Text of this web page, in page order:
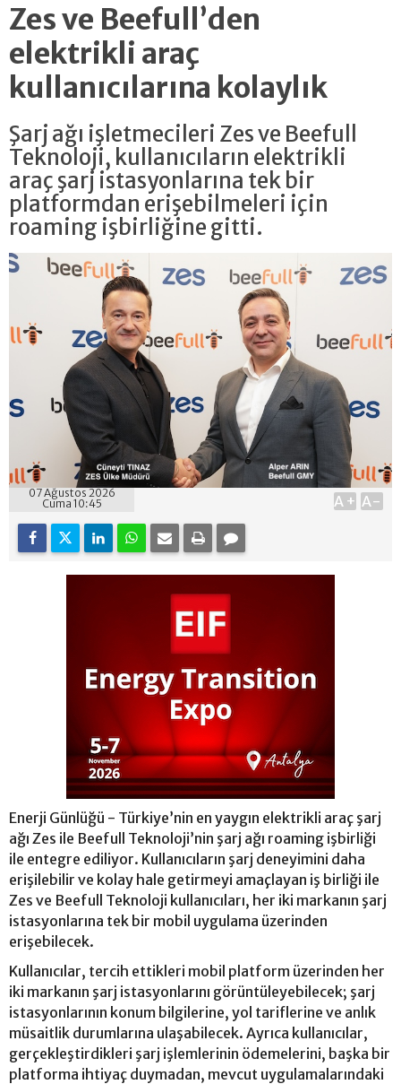
Zes ve Beefull’den
elektrikli araç
kullanıcılarına kolaylık
Şarj ağı işletmecileri Zes ve Beefull
Teknoloji, kullanıcıların elektrikli
araç şarj istasyonlarına tek bir
platformdan erişebilmeleri için
roaming işbirliğine gitti.
07 Ağustos 2026
Cuma 10:45
A+ A-
Enerji Günlüğü - Türkiye’nin en yaygın elektrikli araç şarj
ağı Zes ile Beefull Teknoloji’nin şarj ağı roaming işbirliği
ile entegre ediliyor. Kullanıcıların şarj deneyimini daha
erişilebilir ve kolay hale getirmeyi amaçlayan iş birliği ile
Zes ve Beefull Teknoloji kullanıcıları, her iki markanın şarj
istasyonlarına tek bir mobil uygulama üzerinden
erişebilecek.
Kullanıcılar, tercih ettikleri mobil platform üzerinden her
iki markanın şarj istasyonlarını görüntüleyebilecek; şarj
istasyonlarının konum bilgilerine, yol tariflerine ve anlık
müsaitlik durumlarına ulaşabilecek. Ayrıca kullanıcılar,
gerçekleştirdikleri şarj işlemlerinin ödemelerini, başka bir
platforma ihtiyaç duymadan, mevcut uygulamalarındaki